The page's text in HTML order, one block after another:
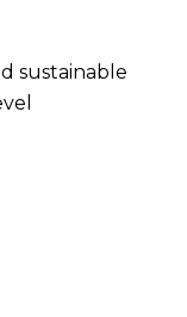
sustainable